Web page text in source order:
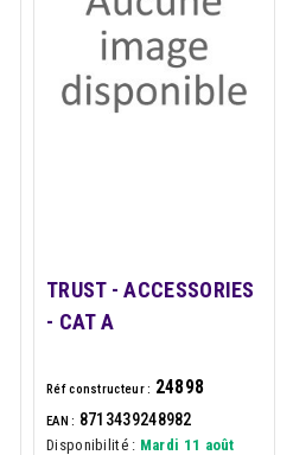
TRUST - ACCESSORIES
- CAT A
Réf constructeur : 24898
EAN : 8713439248982
Disponibilité : Mardi 11 août